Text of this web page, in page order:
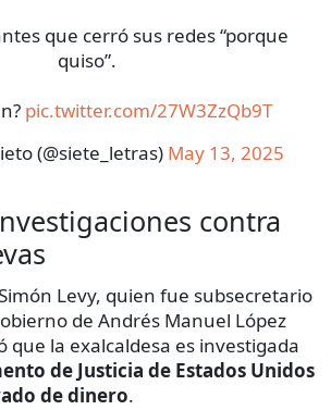
que cerró sus redes “porque
quiso”.
pic.twitter.com/27W3ZzQb9T
(@siete_letras) May 13, 2025
contra
Levy, quien fue subsecretario
de Andrés Manuel López
que la exalcaldesa es investigada
de Justicia de Estados Unidos
de dinero.